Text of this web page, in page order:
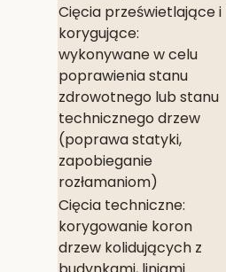
Cięcia prześwietlające i
korygujące:
wykonywane w celu
poprawienia stanu
zdrowotnego lub stanu
technicznego drzew
(poprawa statyki,
zapobieganie
rozłamaniom)
Cięcia techniczne:
korygowanie koron
drzew kolidujących z